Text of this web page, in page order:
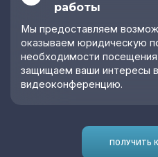
работы
Мы предоставляем
оказываем юридическую
необходимости
защищаем ваши интересы
видеоконференцию.
ПОЛУЧИТЬ